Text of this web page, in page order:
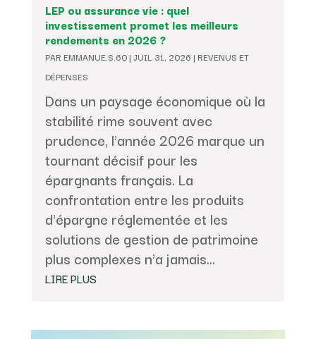
LEP ou assurance vie : quel
investissement promet les meilleurs
rendements en 2026 ?
PAR EMMANUE.S.60| JUIL 31, 2026 | REVENUS ET
DÉPENSES
Dans un paysage économique où la
stabilité rime souvent avec
prudence, l'année 2026 marque un
tournant décisif pour les
épargnants français. La
confrontation entre les produits
d'épargne réglementée et les
solutions de gestion de patrimoine
plus complexes n'a jamais...
LIRE PLUS